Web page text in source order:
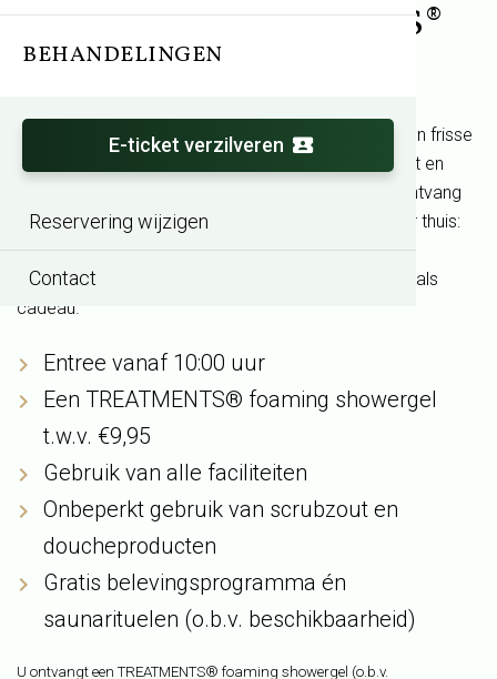
BEHANDELINGEN
E-ticket verzilveren
Reservering wijzigen
Contact
Lenteactie TREATMENTS®
Ontsnap aan de drukte van alledag en geniet van een frisse
wellnessdag in lentesfeer. Laat u omringen door rust en
warmte in onze sauna’s en wellnessfaciliteiten en ontvang
bij vertrek een heerlijk TREATMENTS® product voor thuis:
eenfoaming showergelnaar keuze. Een verfrissend
moment om nog even na te genieten, voor uzelf of als
cadeau.
Entree vanaf 10:00 uur
Een TREATMENTS® foaming showergel
t.w.v. €9,95
Gebruik van alle faciliteiten
Onbeperkt gebruik van scrubzout en
doucheproducten
Gratis belevingsprogramma én
saunarituelen (o.b.v. beschikbaarheid)
U ontvangt een TREATMENTS® foaming showergel (o.b.v.